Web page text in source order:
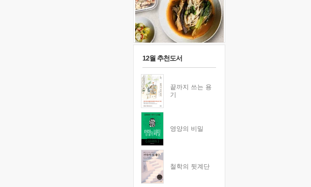
12월 추천도서
끝까지 쓰는 용
기
영양의 비밀
철학의 뒷계단